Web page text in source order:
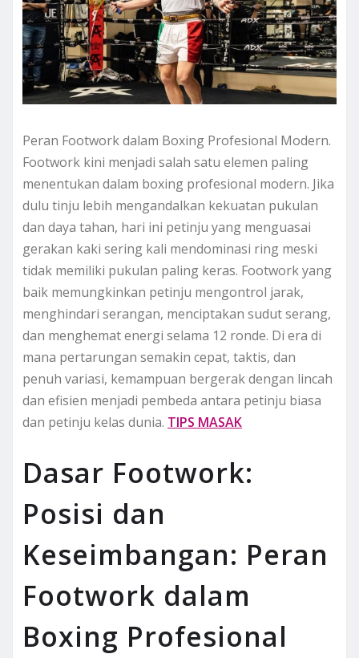
Peran Footwork dalam Boxing Profesional Modern.
Footwork kini menjadi salah satu elemen paling
menentukan dalam boxing profesional modern. Jika
dulu tinju lebih mengandalkan kekuatan pukulan
dan daya tahan, hari ini petinju yang menguasai
gerakan kaki sering kali mendominasi ring meski
tidak memiliki pukulan paling keras. Footwork yang
baik memungkinkan petinju mengontrol jarak,
menghindari serangan, menciptakan sudut serang,
dan menghemat energi selama 12 ronde. Di era di
mana pertarungan semakin cepat, taktis, dan
penuh variasi, kemampuan bergerak dengan lincah
dan efisien menjadi pembeda antara petinju biasa
dan petinju kelas dunia. TIPS MASAK
Dasar Footwork:
Posisi dan
Keseimbangan: Peran
Footwork dalam
Boxing Profesional